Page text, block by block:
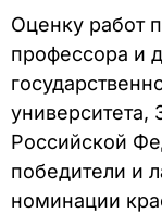
Оценку работ
профессора и
университета,
Российской
победители и
номинации